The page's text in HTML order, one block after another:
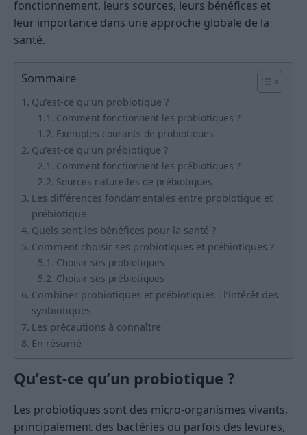
fonctionnement, leurs sources, leurs bénéfices et
leur importance dans une approche globale de la
santé.
Sommaire
Qu’est-ce qu’un probiotique ?
Comment fonctionnent les probiotiques ?
Exemples courants de probiotiques
Qu’est-ce qu’un prébiotique ?
Comment fonctionnent les prébiotiques ?
Sources naturelles de prébiotiques
Les différences fondamentales entre probiotique et
prébiotique
Quels sont les bénéfices pour la santé ?
Comment choisir ses probiotiques et prébiotiques ?
Choisir ses probiotiques
Choisir ses prébiotiques
Combiner probiotiques et prébiotiques : l’intérêt des
synbiotiques
Les précautions à connaître
En résumé
Qu’est-ce qu’un probiotique ?
Les probiotiques sont des micro-organismes vivants,
principalement des bactéries ou parfois des levures,